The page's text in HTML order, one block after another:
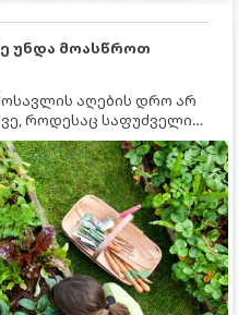
უნდა მოასწროთ
აღების დრო არ
როდესაც საფუძველი
და ბაღი მზადდება
იმისათვის, რომ
ხოლო მცენარეებმა
ბოლომდე 5
უნდა მოასწროთ: